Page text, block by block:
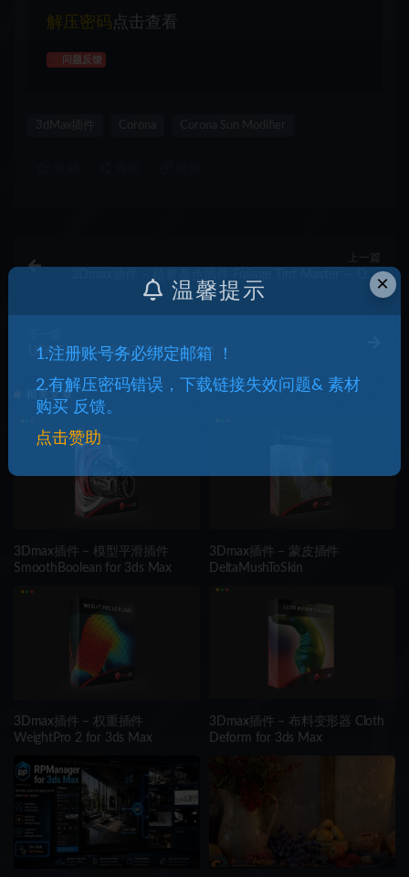
解压密码 点击查看
问题反馈
3dMax插件 Corona Corona Sun Modifier
上一篇
3Dmax插件 – 植被着色插件 Foliage Tint Master — One
Click Tools
UE4/5插件 – 枢轴工具 Pivot Tool
相关文章
3Dmax插件 – 模型平滑插件
SmoothBoolean for 3ds Max
3Dmax插件 – 蒙皮插件
DeltaMushToSkin
3Dmax插件 – 权重插件
WeightPro 2 for 3ds Max
3Dmax插件 – 布料变形器 Cloth
Deform for 3ds Max
×
温馨提示
1.注册账号务必绑定邮箱 ！
2.有解压密码错误，下载链接失效问题& 素材
购买 反馈。
点击赞助